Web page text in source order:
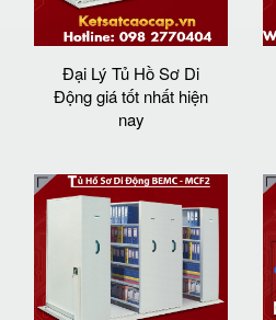
Đại Lý Tủ Hồ Sơ Di
Động giá tốt nhất hiện
nay